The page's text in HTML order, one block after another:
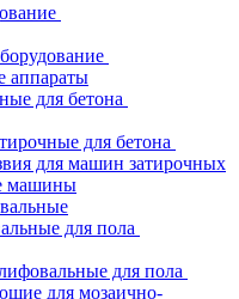
аппараты
для бетона
для бетона
для машин затирочных
машины
для пола
для пола
для мозаично-